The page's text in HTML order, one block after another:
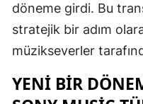
döneme girdi. Bu
stratejik bir adım
müzikseverler
YENI BIR